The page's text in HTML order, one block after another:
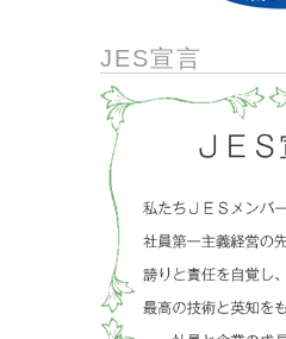
JES宣言